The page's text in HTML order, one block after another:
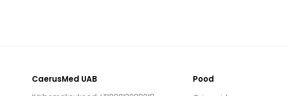
CaerusMed UAB Pood